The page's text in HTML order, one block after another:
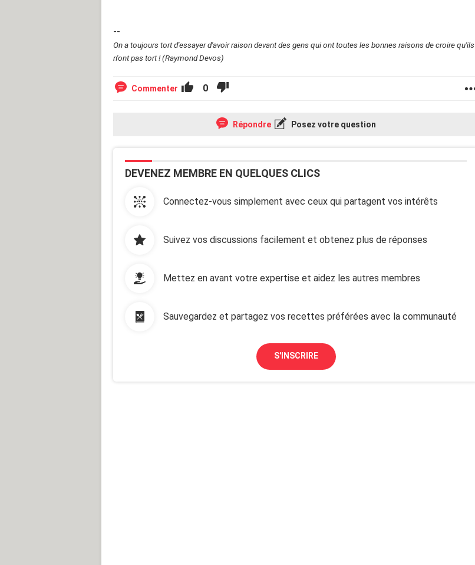
--
On a toujours tort d'essayer d'avoir raison devant des gens qui ont toutes les bonnes raisons de croire qu'ils
n'ont pas tort ! (Raymond Devos)
Commenter 0
Répondre Posez votre question
DEVENEZ MEMBRE EN QUELQUES CLICS
Connectez-vous simplement avec ceux qui partagent vos intérêts
Suivez vos discussions facilement et obtenez plus de réponses
Mettez en avant votre expertise et aidez les autres membres
Sauvegardez et partagez vos recettes préférées avec la communauté
S'INSCRIRE